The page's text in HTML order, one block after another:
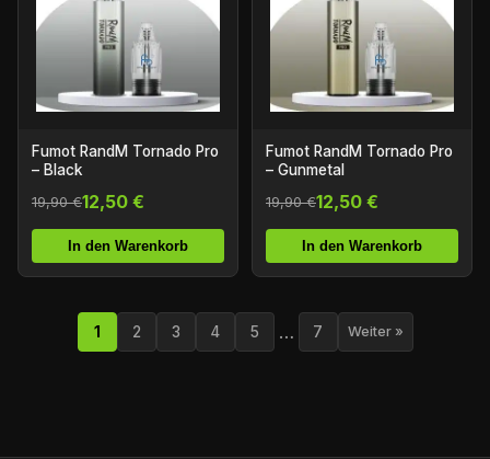
Fumot RandM Tornado Pro
– Black
19,90 €12,50 €
In den Warenkorb
Fumot RandM Tornado Pro
– Gunmetal
19,90 €12,50 €
In den Warenkorb
1 2 3 4 5 … 7 Weiter »